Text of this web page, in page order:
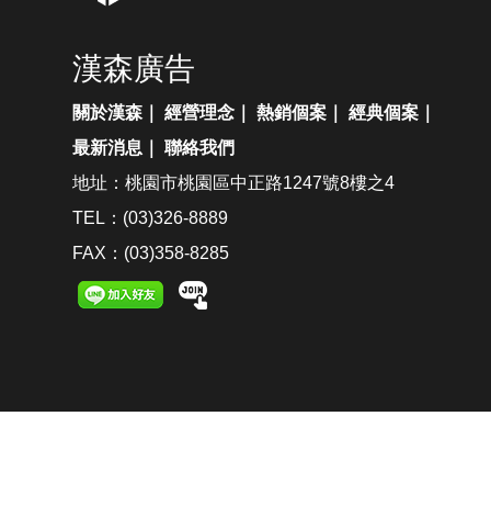
漢森廣告
關於漢森 經營理念 熱銷個案 經典個案
最新消息
聯絡我們
地址：桃園市桃園區中正路1247號8樓之4
TEL：(03)326-8889
FAX：(03)358-8285